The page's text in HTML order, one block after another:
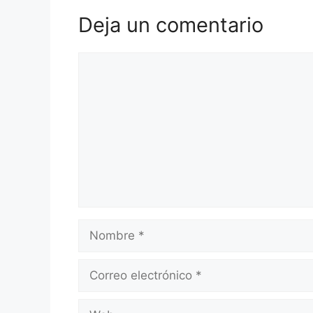
Deja un comentario
Nombre
Correo
Web